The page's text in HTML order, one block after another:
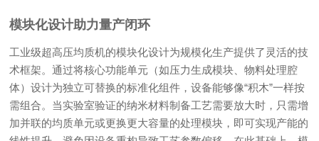
模块化设计助力量产闭环
工业级超高压均质机的模块化设计为规模化生产提供了灵活的技
术框架。通过将核心功能单元（如压力生成模块、物料处理腔
体）设计为独立可替换的标准化组件，设备能够像“积木”一样按
需组合。当实验室验证的纳米材料制备工艺需要放大时，只需增
加并联的均质单元或更换更大容量的处理模块，即可实现产能的